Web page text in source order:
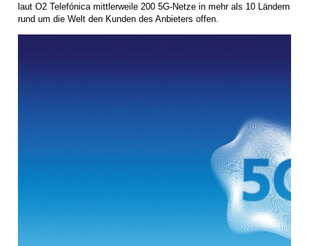
laut O2 Telefónica mittlerweile 200 5G-Netze in mehr als 10 Ländern
rund um die Welt den Kunden des Anbieters offen.